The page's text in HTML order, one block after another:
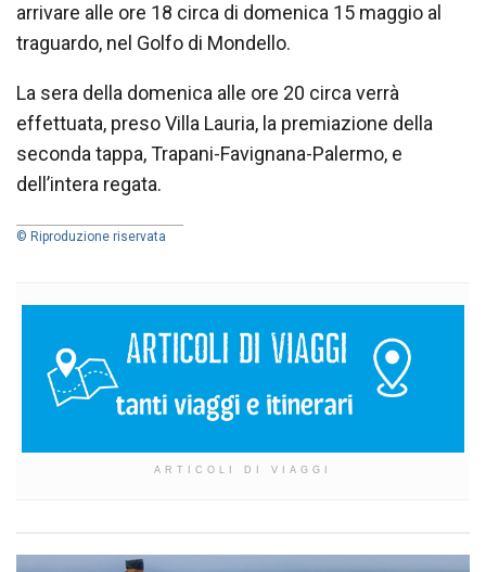
arrivare alle ore 18 circa di domenica 15 maggio al
traguardo, nel Golfo di Mondello.
La sera della domenica alle ore 20 circa verrà
effettuata, preso Villa Lauria, la premiazione della
seconda tappa, Trapani-Favignana-Palermo, e
dell’intera regata.
© Riproduzione riservata
ARTICOLI DI VIAGGI